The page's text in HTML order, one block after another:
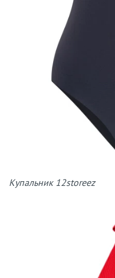
Купальник 12storeez